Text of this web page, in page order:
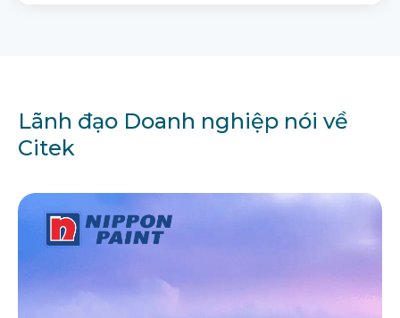
Lãnh đạo Doanh nghiệp nói về
Citek